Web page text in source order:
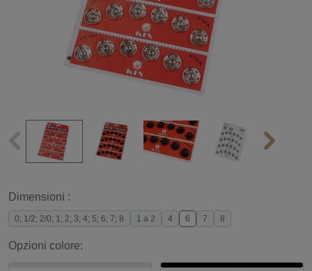
Dimensioni :
0; 1/2; 2/0; 1; 2; 3; 4; 5; 6; 7; 8 1 a 2 4 6 7 8
Opzioni colore: